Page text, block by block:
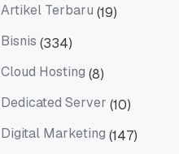
Artikel Terbaru (19)
Bisnis (334)
Cloud Hosting (8)
Dedicated Server (10)
Digital Marketing (147)